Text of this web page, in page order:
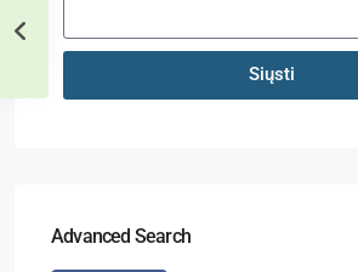
Siųsti
Advanced Search